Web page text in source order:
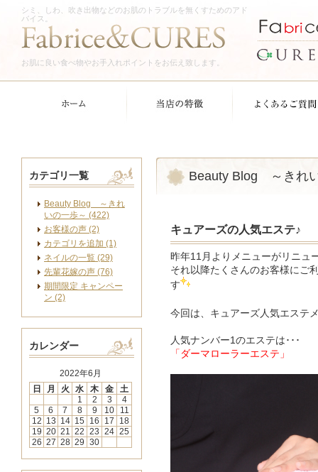
シミ、しわ、吹き出物などのお肌のトラブルを無くすためのアド
バイス。
お肌に良い食べ物やお手入れポイントをお伝え致します。
Beauty Blog ～きれ
キュアーズの人気エステ♪
昨年11月よりメニューがリニュ
それ以降たくさんのお客様にご
す
今回は、キュアーズ人気エステ
人気ナンバー1のエステは･･･
「ダーマローラーエステ」
カテゴリ一覧
Beauty Blog ～きれ
いの一歩～ (422)
お客様の声 (2)
カテゴリを追加 (1)
ネイルの一覧 (29)
先輩花嫁の声 (76)
期間限定 キャンペー
ン (2)
カレンダー
2022年6月
日
月 火 水 木 金
土
1
2 3
4
5
6 7 8 9 10
11
12 13 14 15 16 17
18
19 20 21 22 23 24 25
26 27 28 29 30